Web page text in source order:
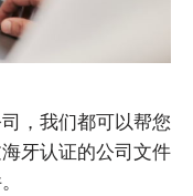
，我们都可以帮您
牙认证的公司文件